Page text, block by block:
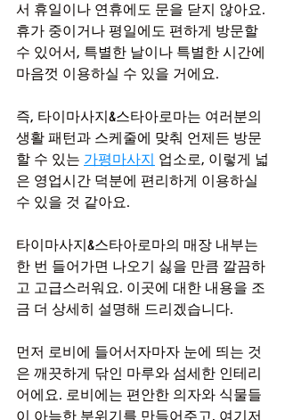
서 휴일이나 연휴에도 문을 닫지 않아요.
휴가 중이거나 평일에도 편하게 방문할
수 있어서, 특별한 날이나 특별한 시간에
마음껏 이용하실 수 있을 거에요.
즉, 타이마사지&스타아로마는 여러분의
생활 패턴과 스케줄에 맞춰 언제든 방문
할 수 있는 가평마사지 업소로, 이렇게 넓
은 영업시간 덕분에 편리하게 이용하실
수 있을 것 같아요.
타이마사지&스타아로마의 매장 내부는
한 번 들어가면 나오기 싫을 만큼 깔끔하
고 고급스러워요. 이곳에 대한 내용을 조
금 더 상세히 설명해 드리겠습니다.
먼저 로비에 들어서자마자 눈에 띄는 것
은 깨끗하게 닦인 마루와 섬세한 인테리
어에요. 로비에는 편안한 의자와 식물들
이 아늑한 분위기를 만들어주고, 여기저